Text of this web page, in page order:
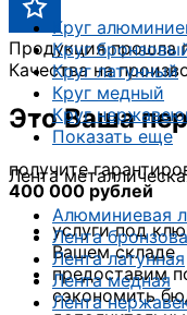
Круг
Круг
Круг латунный
Круг медный
Круг
Показать еще
Лента
Алюминиевая
Лента
Лента латунная
Лента медная
Лента
Продукция прошла
Качества на
Это Ваша
получите
400 000 рублей
услуги под
Вашем складе
предоставим
сэкономить